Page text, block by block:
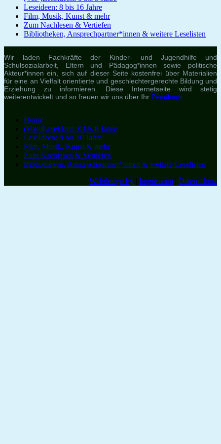
Leseideen: 8 bis 16 Jahre
Film, Musik, Kunst & mehr
Zum Nachlesen & Vertiefen
Bibliotheken, Ansprechpartner*innen & weitere Leselisten
Wir laden Fachkräfte der Kinder- und Jugendhilfe und
Schulsozialarbeit, Eltern und Pädagog*innen sowie politische
Akteur*innen ein, sich auf dieser Seite kostenfrei über Materialien
für eine an Vielfalt orientierte und geschlechtergerechte Bildung und
Erziehung zu informieren. Diese Internetseite wird stetig
weiterentwickelt und so freuen wir uns über Ihr Feedback
Home
(Vor-)Leseideen: 0 bis 8 Jahre
Leseideen: 8 bis 16 Jahre
Film, Musik, Kunst & mehr
Zum Nachlesen & Vertiefen
Bibliotheken, Ansprechpartner*innen & weitere Leselisten
Webdesign by
Impressum Datenschutz